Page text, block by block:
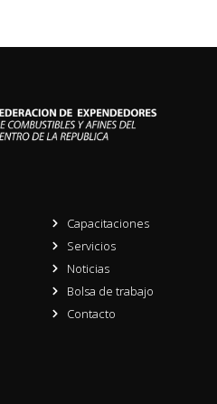
Capacitaciones
Servicios
Noticias
Bolsa de trabajo
Contacto